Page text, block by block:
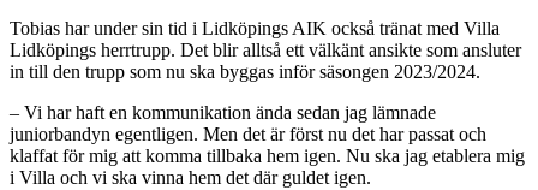
Tobias har under sin tid i Lidköpings AIK också tränat med Villa
Lidköpings herrtrupp. Det blir alltså ett välkänt ansikte som ansluter
in till den trupp som nu ska byggas inför säsongen 2023/2024.
– Vi har haft en kommunikation ända sedan jag lämnade
juniorbandyn egentligen. Men det är först nu det har passat och
klaffat för mig att komma tillbaka hem igen. Nu ska jag etablera mig
i Villa och vi ska vinna hem det där guldet igen.